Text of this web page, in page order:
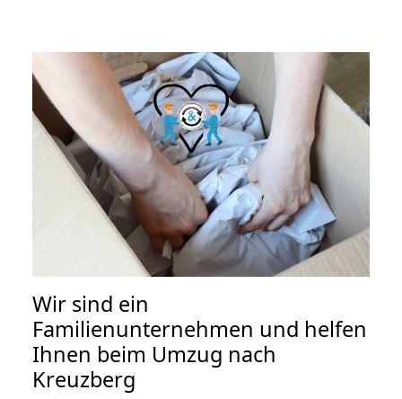
Wir sind ein
Familienunternehmen und helfen
Ihnen beim Umzug nach
Kreuzberg